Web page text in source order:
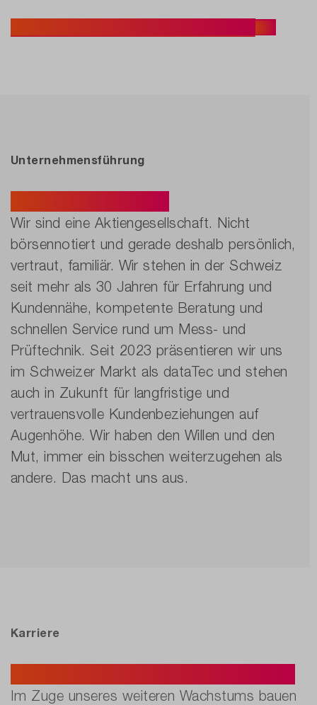
Unternehmensführung
Wir sind eine Aktiengesellschaft. Nicht
börsennotiert und gerade deshalb persönlich,
vertraut, familiär. Wir stehen in der Schweiz
seit mehr als 30 Jahren für Erfahrung und
Kundennähe, kompetente Beratung und
schnellen Service rund um Mess- und
Prüftechnik. Seit 2023 präsentieren wir uns
im Schweizer Markt als dataTec und stehen
auch in Zukunft für langfristige und
vertrauensvolle Kundenbeziehungen auf
Augenhöhe. Wir haben den Willen und den
Mut, immer ein bisschen weiterzugehen als
andere. Das macht uns aus.
Karriere
Im Zuge unseres weiteren Wachstums bauen